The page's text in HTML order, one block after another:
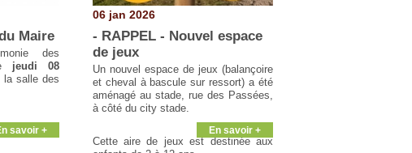
Maire
des
jeudi 08
la salle des
savoir +
06 jan 2026
- RAPPEL - Nouvel espace
de jeux
Un nouvel espace de jeux (balançoire
et cheval à bascule sur ressort) a été
aménagé au stade, rue des Passées,
à côté du city stade.
Cette aire de jeux est destinée aux
En savoir +